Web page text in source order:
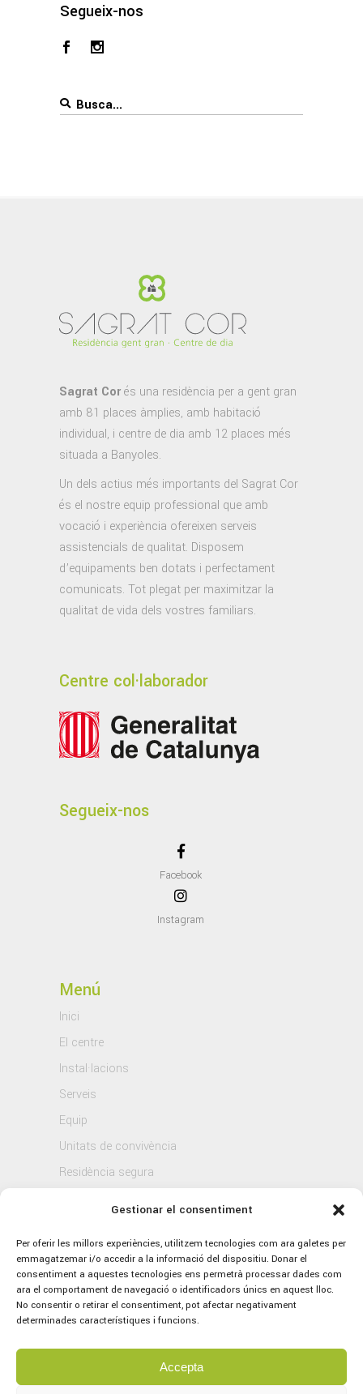
Gestionar el consentiment
Per oferir les millors experiències, utilitzem tecnologies com ara galetes per
emmagatzemar i/o accedir a la informació del dispositiu. Donar el
consentiment a aquestes tecnologies ens permetrà processar dades com
ara el comportament de navegació o identificadors únics en aquest lloc.
No consentir o retirar el consentiment, pot afectar negativament
determinades característiques i funcions.
Accepta
Segueix-nos
Search
Sagrat Corés una residència per a gent gran
amb 81 places àmplies, amb habitació
individual, i centre de dia amb 12 places més
situada a Banyoles.
Un dels actius més importants del Sagrat Cor
és el nostre equip professional que amb
vocació i experiència ofereixen serveis
assistencials de qualitat. Disposem
d’equipaments ben dotats i perfectament
comunicats. Tot plegat per maximitzar la
qualitat de vida dels vostres familiars.
Centre col·laborador
Segueix-nos
Facebook
Instagram
Menú
Inici
El centre
Instal·lacions
Serveis
Equip
Unitats de convivència
Residència segura